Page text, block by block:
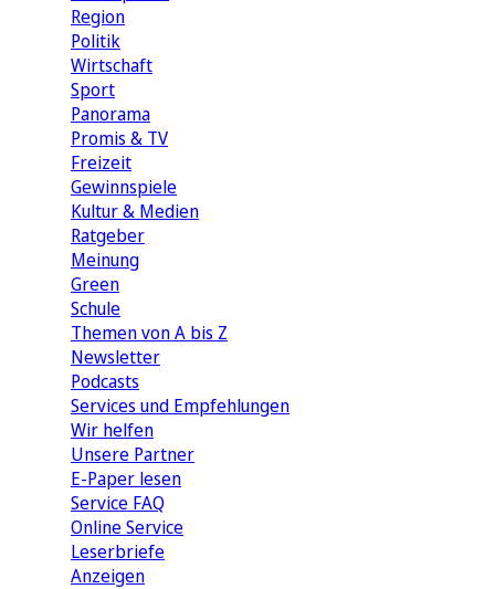
Region
Politik
Wirtschaft
Sport
Panorama
Promis & TV
Freizeit
Gewinnspiele
Kultur & Medien
Ratgeber
Meinung
Green
Schule
Themen von A bis Z
Newsletter
Podcasts
Services und Empfehlungen
Wir helfen
Unsere Partner
E-Paper lesen
Service FAQ
Online Service
Leserbriefe
Anzeigen